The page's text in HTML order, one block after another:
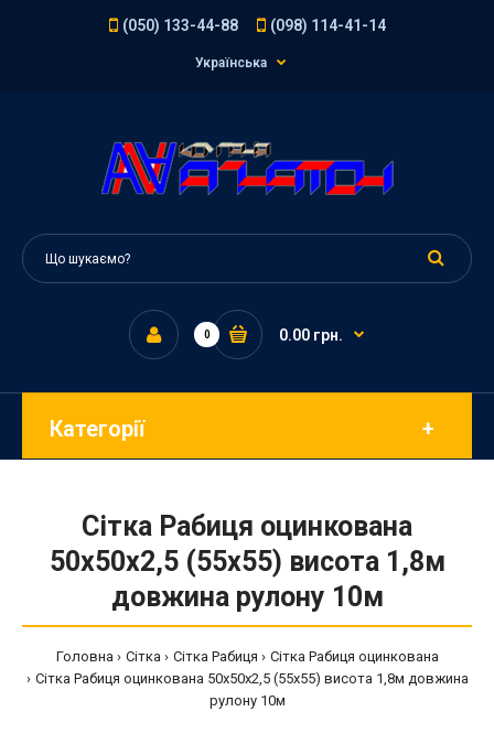
(050) 133-44-88 (098) 114-41-14
Українська
0 0.00 грн.
Категорії
Сітка Рабиця оцинкована
50х50х2,5 (55х55) висота 1,8м
довжина рулону 10м
Головна Сітка Сітка Рабиця
Сітка Рабиця оцинкована
Сітка Рабиця оцинкована 50х50х2,5 (55х55) висота 1,8м довжина
рулону 10м